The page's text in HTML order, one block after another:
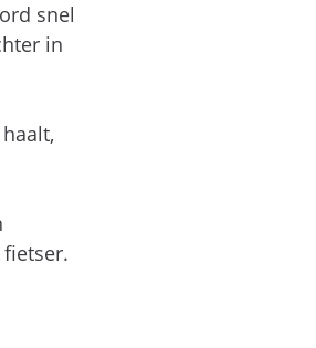
snel
in